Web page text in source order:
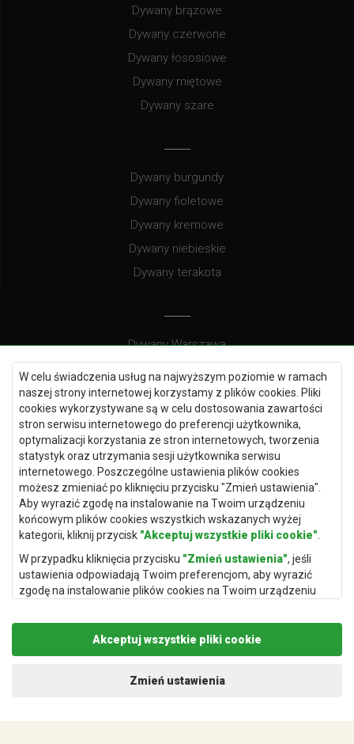
W celu świadczenia usług na najwyższym poziomie w ramach
naszej strony internetowej korzystamy z plików cookies. Pliki
cookies wykorzystywane są w celu dostosowania zawartości
stron serwisu internetowego do preferencji użytkownika,
optymalizacji korzystania ze stron internetowych, tworzenia
statystyk oraz utrzymania sesji użytkownika serwisu
internetowego. Poszczególne ustawienia plików cookies
możesz zmieniać po kliknięciu przycisku "Zmień ustawienia".
Aby wyrazić zgodę na instalowanie na Twoim urządzeniu
końcowym plików cookies wszystkich wskazanych wyżej
kategorii, kliknij przycisk "Akceptuj wszystkie pliki cookie"
W przypadku kliknięcia przycisku "Zmień ustawienia", jeśli
ustawienia odpowiadają Twoim preferencjom, aby wyrazić
zgodę na instalowanie plików cookies na Twoim urządzeniu
"Zapisz i zaakceptuj".
Podstawą przetwarzania danych osobowych, w zakresie w
administratora danych osobowych (Rugito Radosław Bartosik z
Akceptuj wszystkie pliki cookie
Zmień ustawienia
Dywany brązowe
Dywany czerwone
Dywany łososiowe
Dywany miętowe
Dywany szare
Dywany burgundy
Dywany fioletowe
Dywany kremowe
Dywany niebieskie
Dywany terakota
Dywany Warszawa
Dywany Szczecin
Dywany Lublin
Dywany Kraków
Dywany Poznań
Dywany Gdynia
Dywany Białystok
Dywany Gdańsk
Dywany Toruń